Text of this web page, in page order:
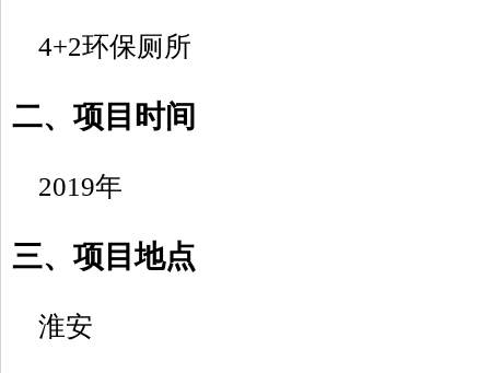
4+2环保厕所
二、项目时间
2019年
三、项目地点
淮安